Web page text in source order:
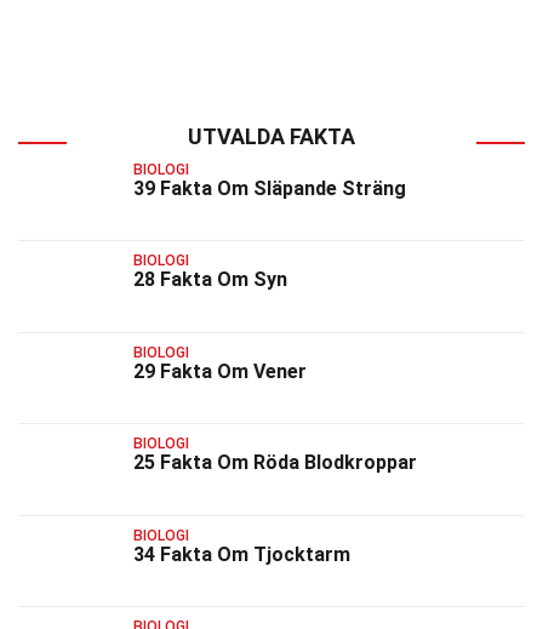
UTVALDA FAKTA
BIOLOGI
39 Fakta Om Släpande Sträng
BIOLOGI
28 Fakta Om Syn
BIOLOGI
29 Fakta Om Vener
BIOLOGI
25 Fakta Om Röda Blodkroppar
BIOLOGI
34 Fakta Om Tjocktarm